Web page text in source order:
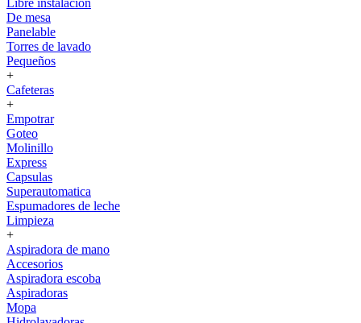
Libre instalacion
De mesa
Panelable
Torres de lavado
Pequeños
+
Cafeteras
+
Empotrar
Goteo
Molinillo
Express
Capsulas
Superautomatica
Espumadores de leche
Limpieza
+
Aspiradora de mano
Accesorios
Aspiradora escoba
Aspiradoras
Mopa